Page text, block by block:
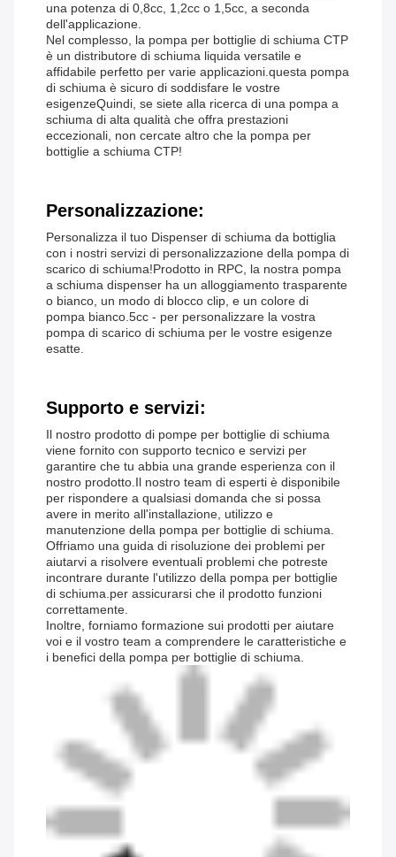
una potenza di 0,8cc, 1,2cc o 1,5cc, a seconda
dell'applicazione.
Nel complesso, la pompa per bottiglie di schiuma CTP
è un distributore di schiuma liquida versatile e
affidabile perfetto per varie applicazioni.questa pompa
di schiuma è sicuro di soddisfare le vostre
esigenzeQuindi, se siete alla ricerca di una pompa a
schiuma di alta qualità che offra prestazioni
eccezionali, non cercate altro che la pompa per
bottiglie a schiuma CTP!
Personalizzazione:
Personalizza il tuo Dispenser di schiuma da bottiglia
con i nostri servizi di personalizzazione della pompa di
scarico di schiuma!Prodotto in RPC, la nostra pompa
a schiuma dispenser ha un alloggiamento trasparente
o bianco, un modo di blocco clip, e un colore di
pompa bianco.5cc - per personalizzare la vostra
pompa di scarico di schiuma per le vostre esigenze
esatte.
Supporto e servizi:
Il nostro prodotto di pompe per bottiglie di schiuma
viene fornito con supporto tecnico e servizi per
garantire che tu abbia una grande esperienza con il
nostro prodotto.Il nostro team di esperti è disponibile
per rispondere a qualsiasi domanda che si possa
avere in merito all'installazione, utilizzo e
manutenzione della pompa per bottiglie di schiuma.
Offriamo una guida di risoluzione dei problemi per
aiutarvi a risolvere eventuali problemi che potreste
incontrare durante l'utilizzo della pompa per bottiglie
di schiuma.per assicurarsi che il prodotto funzioni
correttamente.
Inoltre, forniamo formazione sui prodotti per aiutare
voi e il vostro team a comprendere le caratteristiche e
i benefici della pompa per bottiglie di schiuma.